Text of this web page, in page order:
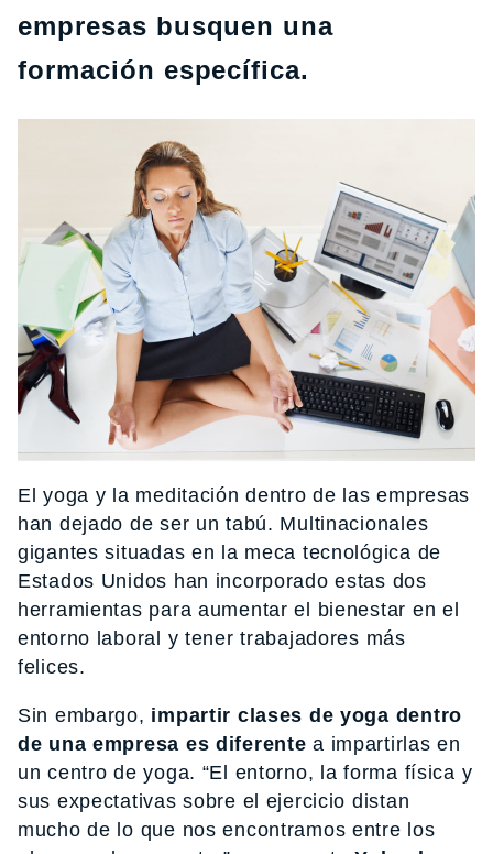
empresas busquen una
formación específica.
El yoga y la meditación dentro de las empresas
han dejado de ser un tabú. Multinacionales
gigantes situadas en la meca tecnológica de
Estados Unidos han incorporado estas dos
herramientas para aumentar el bienestar en el
entorno laboral y tener trabajadores más
felices.
Sin embargo, impartir clases de yoga dentro
de una empresa es diferente a impartirlas en
un centro de yoga. “El entorno, la forma física y
sus expectativas sobre el ejercicio distan
mucho de lo que nos encontramos entre los